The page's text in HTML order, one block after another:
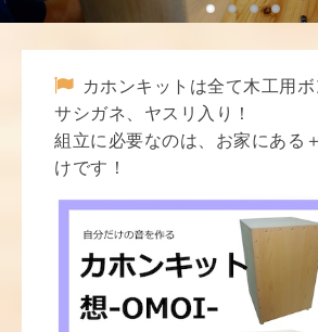
カホンキットは全て木工用ボ
サシガネ、ヤスリ入り！
組立に必要なのは、お家にある
けです！